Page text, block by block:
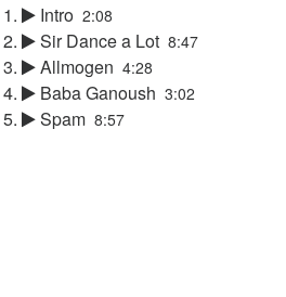
Intro 2:08
Sir Dance a Lot 8:47
Allmogen 4:28
Baba Ganoush 3:02
Spam 8:57